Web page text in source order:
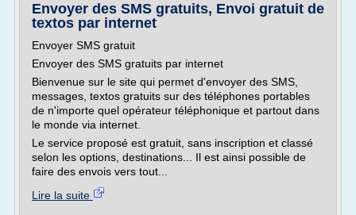
Envoyer des SMS gratuits, Envoi gratuit de
textos par internet
Envoyer SMS gratuit
Envoyer des SMS gratuits par internet
Bienvenue sur le site qui permet d'envoyer des SMS,
messages, textos gratuits sur des téléphones portables
de n'importe quel opérateur téléphonique et partout dans
le monde via internet.
Le service proposé est gratuit, sans inscription et classé
selon les options, destinations... Il est ainsi possible de
faire des envois vers tout...
Lire la suite